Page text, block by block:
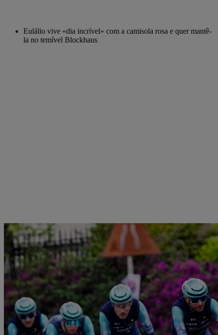
Eulálio vive «dia incrível» com a camisola rosa e quer mantê-
la no temível Blockhaus